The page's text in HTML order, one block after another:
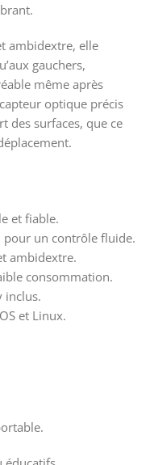
ambidextre, elle
gauchers,
même après
optique précis
des surfaces, que ce
et fiable.
pour un contrôle fluide.
ambidextre.
consommation.
inclus.
et Linux.